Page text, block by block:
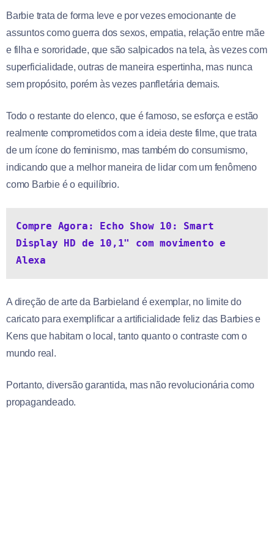
Barbie trata de forma leve e por vezes emocionante de
assuntos como guerra dos sexos, empatia, relação entre mãe
e filha e sororidade, que são salpicados na tela, às vezes com
superficialidade, outras de maneira espertinha, mas nunca
sem propósito, porém às vezes panfletária demais.
Todo o restante do elenco, que é famoso, se esforça e estão
realmente comprometidos com a ideia deste filme, que trata
de um ícone do feminismo, mas também do consumismo,
indicando que a melhor maneira de lidar com um fenômeno
como Barbie é o equilíbrio.
Compre Agora: Echo Show 10: Smart
Display HD de 10,1" com movimento e
Alexa
A direção de arte da Barbieland é exemplar, no limite do
caricato para exemplificar a artificialidade feliz das Barbies e
Kens que habitam o local, tanto quanto o contraste com o
mundo real.
Portanto, diversão garantida, mas não revolucionária como
propagandeado.